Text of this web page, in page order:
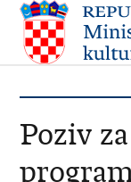
Poziv